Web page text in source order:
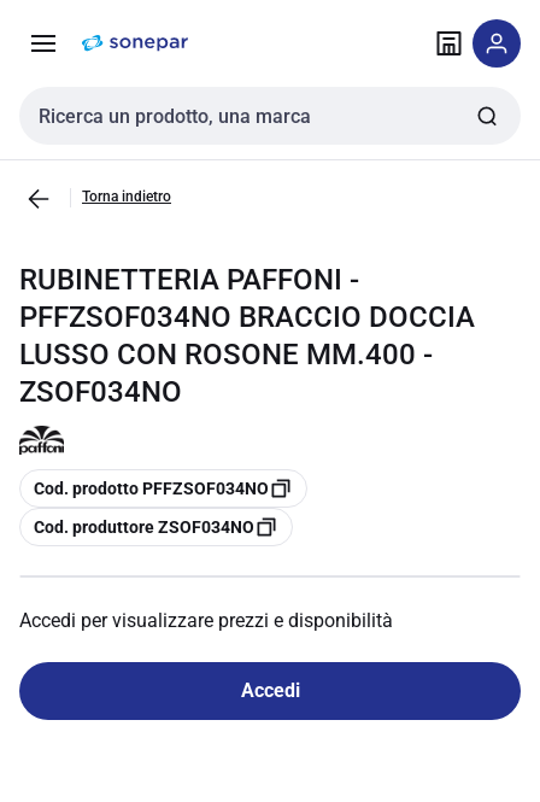
navigazione alla
Cerca input
Torna indietro
RUBINETTERIA PAFFONI -
PFFZSOF034NO BRACCIO DOCCIA
LUSSO CON ROSONE MM.400 -
ZSOF034NO
copia
Cod. prodotto PFFZSOF034NO
copia
Cod. produttore ZSOF034NO
Accedi per visualizzare prezzi e disponibilità
Accedi